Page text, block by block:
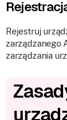
Rejestruj
zarządzanego
zarządzania